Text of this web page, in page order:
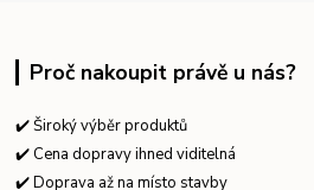
Proč nakoupit právě u nás?
✔️ Široký výběr produktů
✔️ Cena dopravy ihned viditelná
✔️ Doprava až na místo stavby